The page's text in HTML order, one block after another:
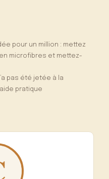
pour un million : mettez
microfibres et mettez-
pas été jetée à la
pratique